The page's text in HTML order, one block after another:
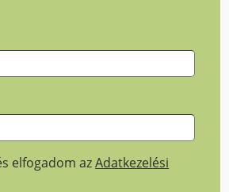
elfogadom azAdatkezelési